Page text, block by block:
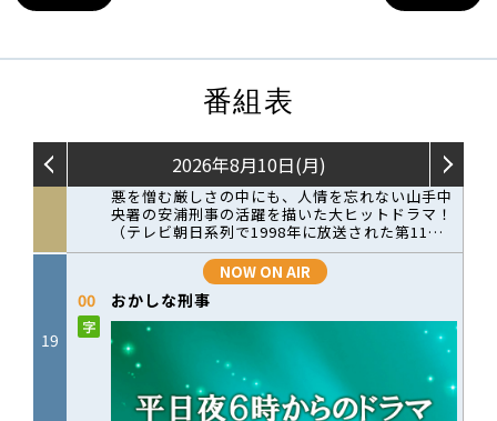
番組表